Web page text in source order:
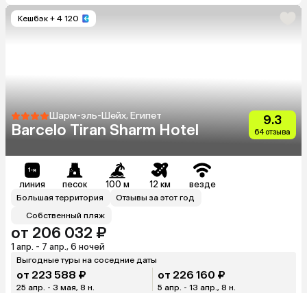
Кешбэк + 4 120
Шарм-эль-Шейх, Египет
Barcelo Tiran Sharm Hotel
9.3
64 отзыва
линия песок 100 м 12 км везде
Большая территория
Отзывы за этот год
Собственный пляж
от 206 032 ₽
1 апр. - 7 апр., 6 ночей
Выгодные туры на соседние даты
от 223 588 ₽
25 апр. - 3 мая, 8 н.
от 226 160 ₽
5 апр. - 13 апр., 8 н.